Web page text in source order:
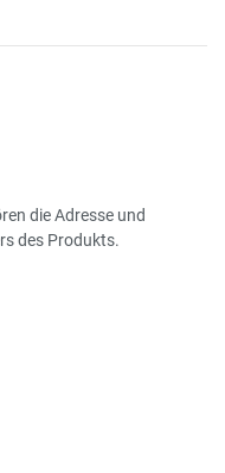
die Adresse und
des Produkts.